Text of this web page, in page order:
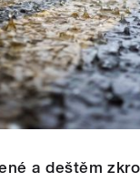
a deštěm